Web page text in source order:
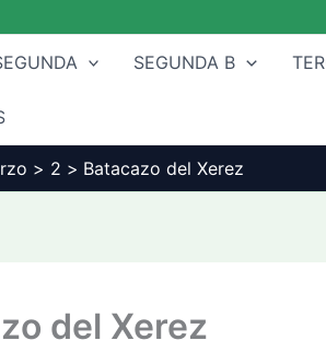
SEGUNDA B
2 Batacazo del Xerez
del Xerez